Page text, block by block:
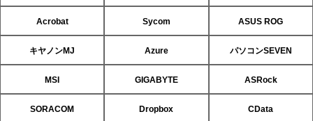
Acrobat Sycom ASUS ROG
キヤノンMJ Azure パソコンSEVEN
MSI GIGABYTE ASRock
SORACOM Dropbox CData